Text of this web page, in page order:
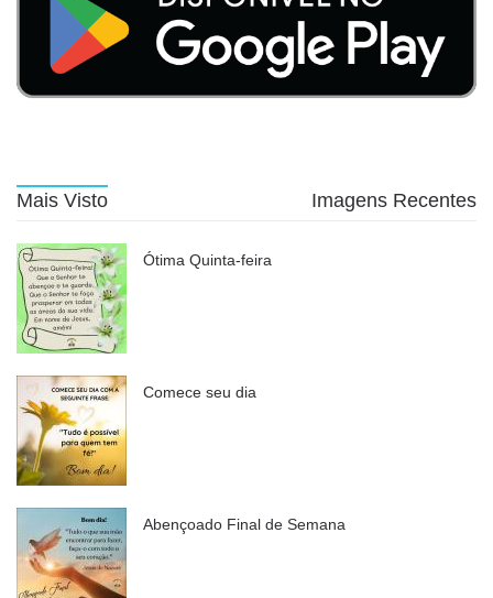
Mais Visto Imagens Recentes
Ótima Quinta-feira
Comece seu dia
Abençoado Final de Semana